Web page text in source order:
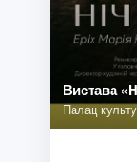
Вистава
Палац